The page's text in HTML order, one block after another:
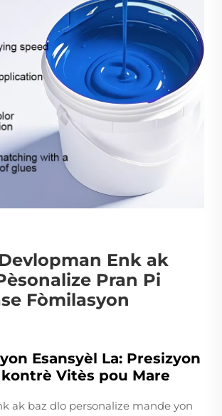
Enk ak
Pran Pi
Fòmilasyon
Esansyèl La: Presizyon
Vitès pou Mare
ak baz dlo personalize mande yon